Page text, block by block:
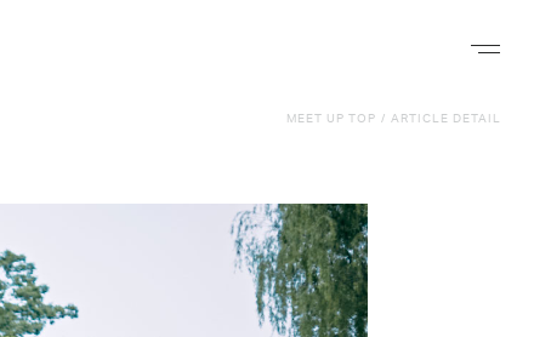
ナビゲ
MEET UP TOP / ARTICLE DETAIL